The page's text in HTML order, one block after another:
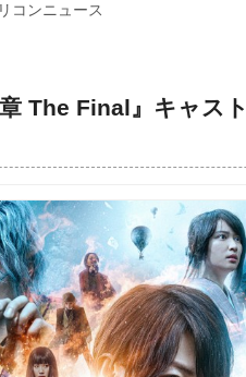
コンニュース
The Final』キャス